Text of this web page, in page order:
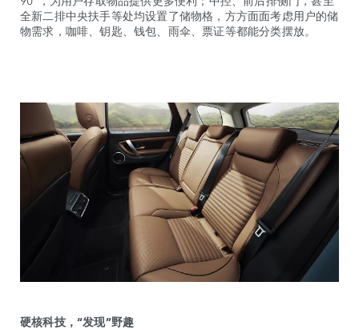
全新二排中央扶手等处均设置了储物格，方方面面考虑用户的储
物需求，咖啡、钥匙、钱包、雨伞、票证等都能分类摆放。
硬核科技，“发现”野趣